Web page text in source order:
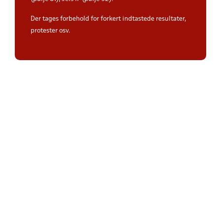
Der tages forbehold for forkert indtastede resultater,
protester osv.